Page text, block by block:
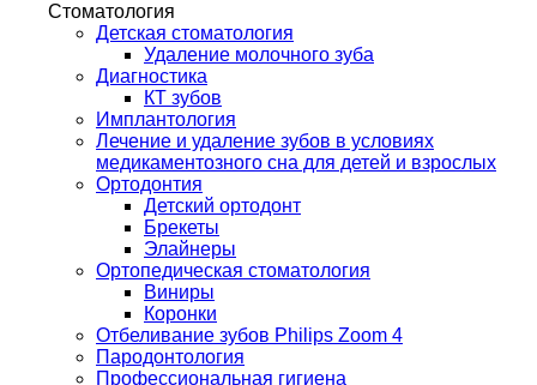
Стоматология
Детская стоматология
Удаление молочного зуба
Диагностика
КТ зубов
Имплантология
Лечение и удаление зубов в условиях
медикаментозного сна для детей и взрослых
Ортодонтия
Детский ортодонт
Брекеты
Элайнеры
Ортопедическая стоматология
Виниры
Коронки
Отбеливание зубов Philips Zoom 4
Пародонтология
Профессиональная гигиена